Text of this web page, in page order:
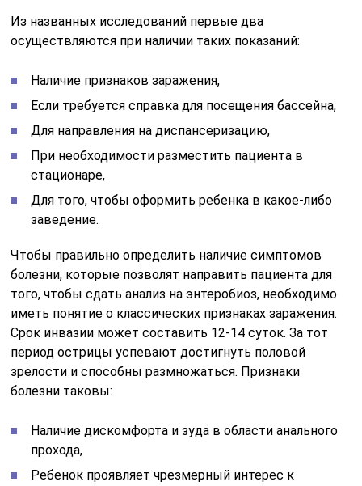
Из названных исследований первые два
осуществляются при наличии таких показаний:
Наличие признаков заражения,
Если требуется справка для посещения бассейна,
Для направления на диспансеризацию,
При необходимости разместить пациента в
стационаре,
Для того, чтобы оформить ребенка в какое-либо
заведение.
Чтобы правильно определить наличие симптомов
болезни, которые позволят направить пациента для
того, чтобы сдать анализ на энтеробиоз, необходимо
иметь понятие о классических признаках заражения.
Срок инвазии может составить 12-14 суток. За тот
период острицы успевают достигнуть половой
зрелости и способны размножаться. Признаки
болезни таковы:
Наличие дискомфорта и зуда в области анального
прохода,
Ребенок проявляет чрезмерный интерес к